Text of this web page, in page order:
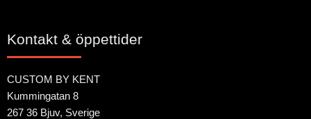
Kontakt & öppettider
CUSTOM BY KENT
Kummingatan 8
267 36 Bjuv, Sverige